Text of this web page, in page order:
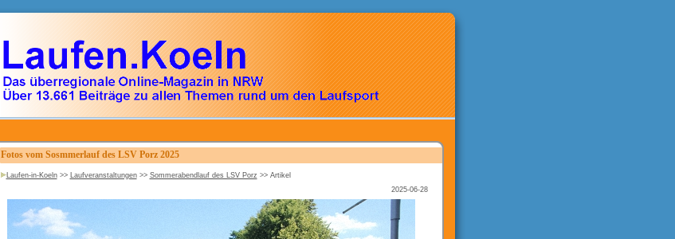
Fotos vom Sosmmerlauf des LSV Porz 2025
Laufen-in-Koeln>> Laufveranstaltungen>> Sommerabendlauf des LSV Porz >> Artikel
2025-06-28